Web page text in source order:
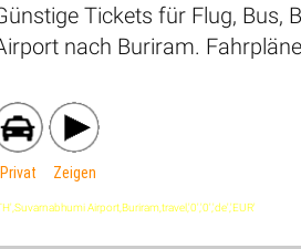
Tickets für Flug, Bus,
nach Buriram.
Privat Zeigen
Airport,Buriram,travel,'0','0','de','EUR'